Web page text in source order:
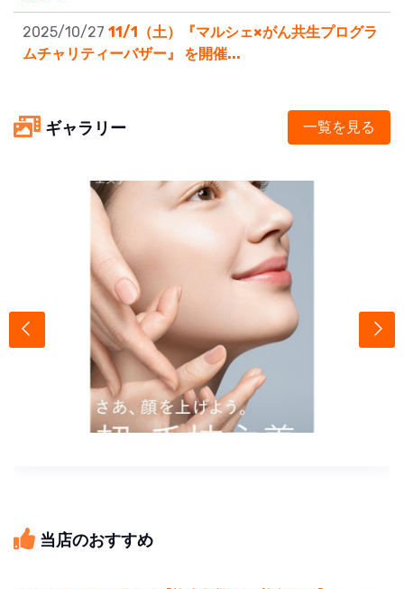
2025/10/27 11/1（土）『マルシェ×がん共生プログラ
ムチャリティーバザー』 を開催...
ギャラリー 一覧を見る
当店のおすすめ